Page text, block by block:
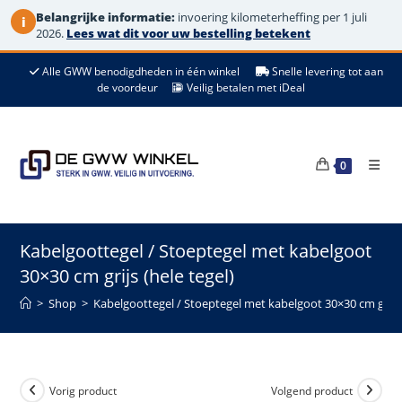
i Belangrijke informatie: invoering kilometerheffing per 1 juli
2026. Lees wat dit voor uw bestelling betekent
de
Alle GWW benodigdheden in één winkel
Snelle levering tot aan
de voordeur
Veilig betalen met iDeal
0
Kabelgoottegel / Stoeptegel met kabelgoot
30×30 cm grijs (hele tegel)
> Shop > Kabelgoottegel / Stoeptegel met kabelgoot 30×30 cm grijs
Vorig product Volgend product